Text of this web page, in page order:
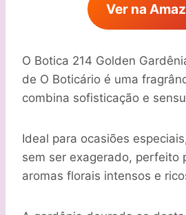
Ver na
O Botica 214 Golden
de O Boticário é uma
combina sofisticação e
Ideal para ocasiões
sem ser exagerado, perfeito
aromas florais intensos e